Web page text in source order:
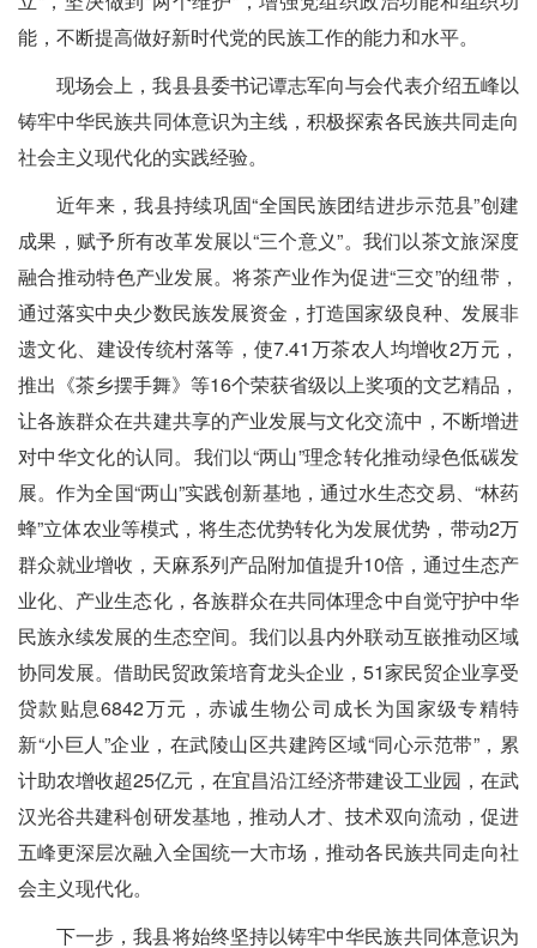
能，不断提高做好新时代党的民族工作的能力和水平。
现场会上，我县县委书记谭志军向与会代表介绍五峰以
铸牢中华民族共同体意识为主线，积极探索各民族共同走向
社会主义现代化的实践经验。
近年来，我县持续巩固“全国民族团结进步示范县”创建
成果，赋予所有改革发展以“三个意义”。我们以茶文旅深度
融合推动特色产业发展。将茶产业作为促进“三交”的纽带，
通过落实中央少数民族发展资金，打造国家级良种、发展非
遗文化、建设传统村落等，使7.41万茶农人均增收2万元，
推出《茶乡摆手舞》等16个荣获省级以上奖项的文艺精品，
让各族群众在共建共享的产业发展与文化交流中，不断增进
对中华文化的认同。我们以“两山”理念转化推动绿色低碳发
展。作为全国“两山”实践创新基地，通过水生态交易、“林药
蜂”立体农业等模式，将生态优势转化为发展优势，带动2万
群众就业增收，天麻系列产品附加值提升10倍，通过生态产
业化、产业生态化，各族群众在共同体理念中自觉守护中华
民族永续发展的生态空间。我们以县内外联动互嵌推动区域
协同发展。借助民贸政策培育龙头企业，51家民贸企业享受
贷款贴息6842万元，赤诚生物公司成长为国家级专精特
新“小巨人”企业，在武陵山区共建跨区域“同心示范带”，累
计助农增收超25亿元，在宜昌沿江经济带建设工业园，在武
汉光谷共建科创研发基地，推动人才、技术双向流动，促进
五峰更深层次融入全国统一大市场，推动各民族共同走向社
会主义现代化。
下一步，我县将始终坚持以铸牢中华民族共同体意识为